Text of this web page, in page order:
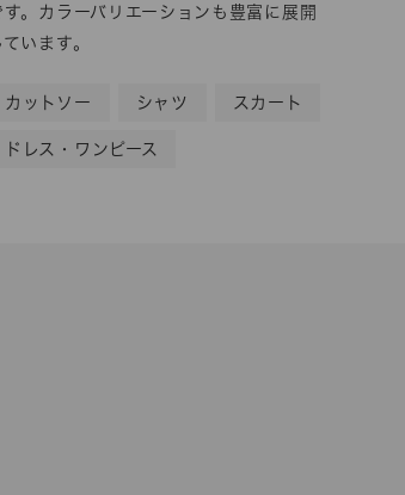
す。カラーバリエーションも豊富に展開
ています。
カットソー シャツ スカート
ドレス・ワンピース